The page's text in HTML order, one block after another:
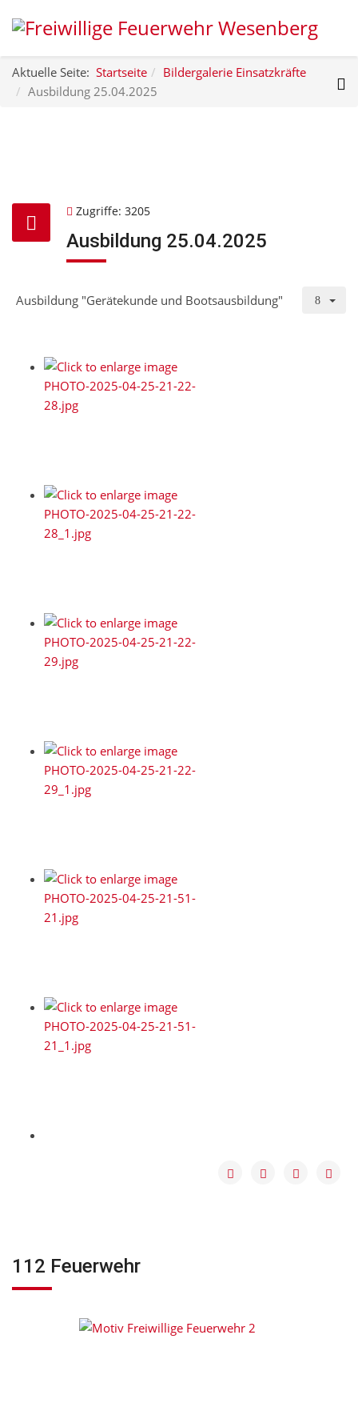
Aktuelle Seite: Startseite
Bildergalerie Einsatzkräfte
Ausbildung 25.04.2025
Zugriffe: 3205
Ausbildung 25.04.2025
Ausbildung "Gerätekunde und Bootsausbildung"
112 Feuerwehr